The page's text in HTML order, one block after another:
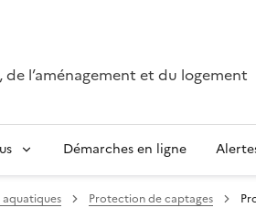
l’aménagement et du logement
Démarches en ligne
aquatiques Protection de captages